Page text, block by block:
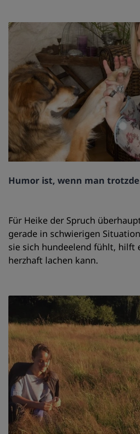
Humor ist, wenn man
Für Heike der Spruch
gerade in schwierigen
sie sich hundeelend fühlt, hilft
herzhaft lachen kann.